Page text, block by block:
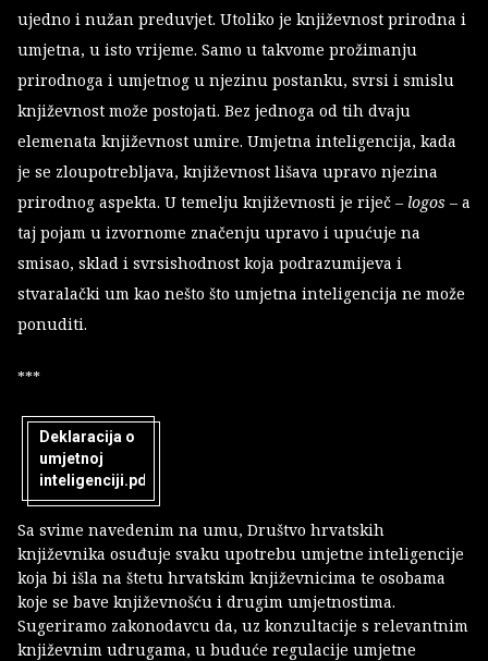
ujedno i nužan preduvjet. Utoliko je književnost prirodna i
umjetna, u isto vrijeme. Samo u takvome prožimanju
prirodnoga i umjetnog u njezinu postanku, svrsi i smislu
književnost može postojati. Bez jednoga od tih dvaju
elemenata književnost umire. Umjetna inteligencija, kada
je se zloupotrebljava, književnost lišava upravo njezina
prirodnog aspekta. U temelju književnosti je riječ – logos – a
taj pojam u izvornome značenju upravo i upućuje na
smisao, sklad i svrsishodnost koja podrazumijeva i
stvaralački um kao nešto što umjetna inteligencija ne može
ponuditi.
***
Deklaracija o
umjetnoj
inteligenciji.pdf
Sa svime navedenim na umu, Društvo hrvatskih
književnika osuđuje svaku upotrebu umjetne inteligencije
koja bi išla na štetu hrvatskim književnicima te osobama
koje se bave književnošću i drugim umjetnostima.
Sugeriramo zakonodavcu da, uz konzultacije s relevantnim
književnim udrugama, u buduće regulacije umjetne